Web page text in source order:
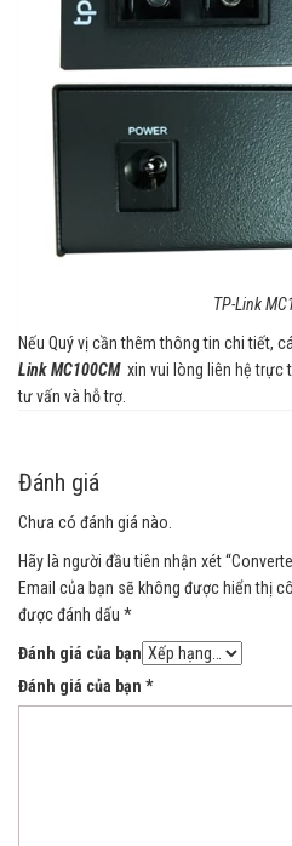
TP-Link
Nếu Quý vị cần thêm thông tin chi tiết,
Link MC100CM xin vui lòng liên hệ trực
tư vấn và hỗ trợ.
Đánh giá
Chưa có đánh giá nào.
Hãy là người đầu tiên nhận xét
Email của bạn sẽ không được hiển thị
được đánh dấu *
Đánh giá của bạn
Đánh giá của bạn *